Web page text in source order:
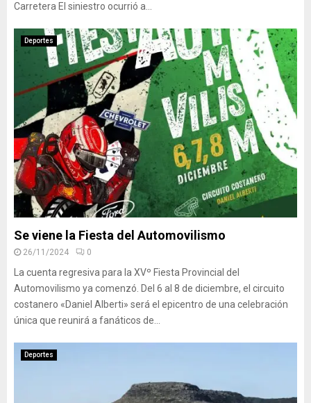
Carretera El siniestro ocurrió a...
Deportes
Se viene la Fiesta del Automovilismo
26/11/2024 0
La cuenta regresiva para la XVº Fiesta Provincial del
Automovilismo ya comenzó. Del 6 al 8 de diciembre, el circuito
costanero «Daniel Alberti» será el epicentro de una celebración
única que reunirá a fanáticos de...
Deportes